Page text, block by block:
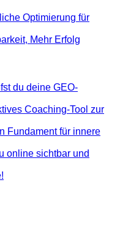
Optimierung für
Mehr Erfolg
du deine GEO-
Coaching-Tool zur
Fundament für innere
online sichtbar und